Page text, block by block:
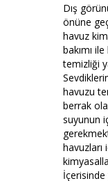
Dış
önüne
havuz
bakımı
temizliği
havuzu
berrak
suyunun
havuzları